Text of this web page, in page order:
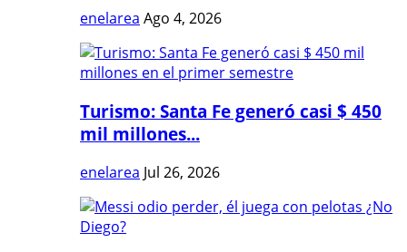
enelarea Ago 4, 2026
Turismo: Santa Fe generó casi $ 450
mil millones...
enelarea Jul 26, 2026